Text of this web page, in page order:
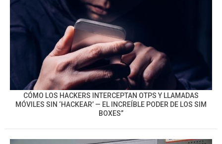
CÓMO LOS HACKERS INTERCEPTAN OTPS Y LLAMADAS
MÓVILES SIN ‘HACKEAR’ — EL INCREÍBLE PODER DE LOS SIM
BOXES”